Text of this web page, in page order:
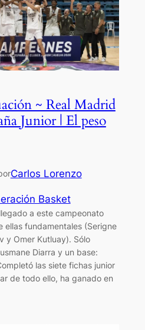
~ Real Madrid
Junior | El peso
Carlos Lorenzo
Basket
a este campeonato
ellas fundamentales (Serigne
y Omer Kutluay). Sólo
Diarra y un base:
las siete fichas junior
de todo ello, ha ganado en